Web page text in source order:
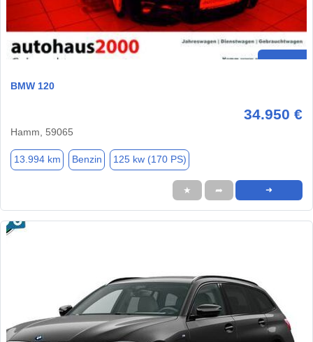
BMW 120
34.950 €
Hamm, 59065
13.994 km Benzin 125 kw (170 PS)
★ ➦ ➜